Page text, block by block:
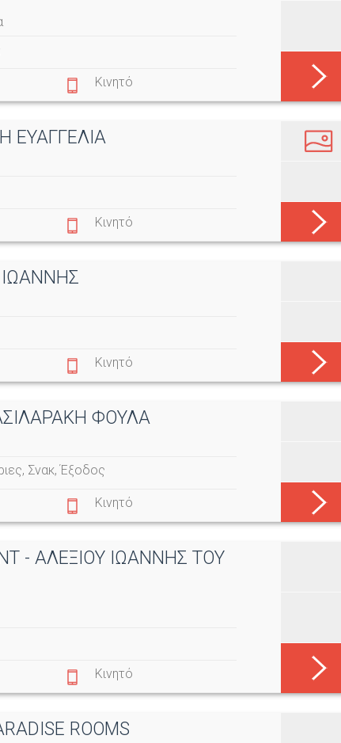
Κινητό
ΕΥΑΓΓΕΛΙΑ
Κινητό
Κινητό
ΦΟΥΛΑ
, Σνακ,Έξοδος
Κινητό
- ΑΛΕΞΙΟΥ ΙΩΑΝΝΗΣ ΤΟΥ
Κινητό
ROOMS